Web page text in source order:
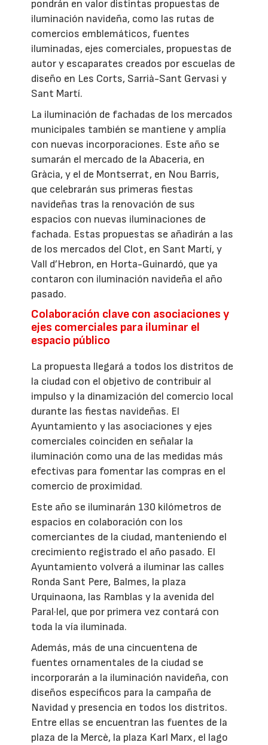
pondrán en valor distintas propuestas de
iluminación navideña, como las rutas de
comercios emblemáticos, fuentes
iluminadas, ejes comerciales, propuestas de
autor y escaparates creados por escuelas de
diseño en Les Corts, Sarrià-Sant Gervasi y
Sant Martí.
La iluminación de fachadas de los mercados
municipales también se mantiene y amplía
con nuevas incorporaciones. Este año se
sumarán el mercado de la Abaceria, en
Gràcia, y el de Montserrat, en Nou Barris,
que celebrarán sus primeras fiestas
navideñas tras la renovación de sus
espacios con nuevas iluminaciones de
fachada. Estas propuestas se añadirán a las
de los mercados del Clot, en Sant Martí, y
Vall d’Hebron, en Horta-Guinardó, que ya
contaron con iluminación navideña el año
pasado.
Colaboración clave con asociaciones y
ejes comerciales para iluminar el
espacio público
La propuesta llegará a todos los distritos de
la ciudad con el objetivo de contribuir al
impulso y la dinamización del comercio local
durante las fiestas navideñas. El
Ayuntamiento y las asociaciones y ejes
comerciales coinciden en señalar la
iluminación como una de las medidas más
efectivas para fomentar las compras en el
comercio de proximidad.
Este año se iluminarán 130 kilómetros de
espacios en colaboración con los
comerciantes de la ciudad, manteniendo el
crecimiento registrado el año pasado. El
Ayuntamiento volverá a iluminar las calles
Ronda Sant Pere, Balmes, la plaza
Urquinaona, las Ramblas y la avenida del
Paral·lel, que por primera vez contará con
toda la vía iluminada.
Además, más de una cincuentena de
fuentes ornamentales de la ciudad se
incorporarán a la iluminación navideña, con
diseños específicos para la campaña de
Navidad y presencia en todos los distritos.
Entre ellas se encuentran las fuentes de la
plaza de la Mercè, la plaza Karl Marx, el lago